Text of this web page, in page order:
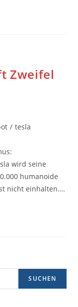
Zweifel
/ tesla
wird seine
humanoide
nicht einhalten.…
SUCHEN